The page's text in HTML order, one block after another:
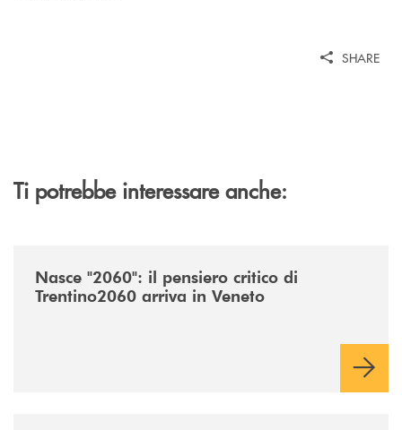
SHARE
Ti potrebbe interessare anche:
Nasce "2060": il pensiero critico di
Trentino2060 arriva in Veneto